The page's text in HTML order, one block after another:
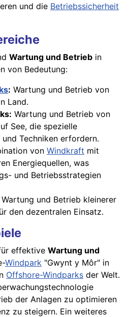
und die Betriebssicherheit
Wartung und Betrieb in
von Bedeutung:
: Wartung und Betrieb von
Land.
Wartung und Betrieb von
See, die spezielle
Techniken erfordern.
von Windkraft mit
Energiequellen, was
und Betriebsstrategien
Wartung und Betrieb kleinerer
den dezentralen Einsatz.
effektive Wartung und
Windpark "Gwynt y Môr" in
Offshore-Windparks der Welt.
der Anlagen zu optimieren
zu steigern. Ein weiteres